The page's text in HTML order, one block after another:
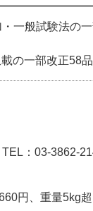
一般試験法の
の一部改正58品
：03-3862-
円、重量5kg超